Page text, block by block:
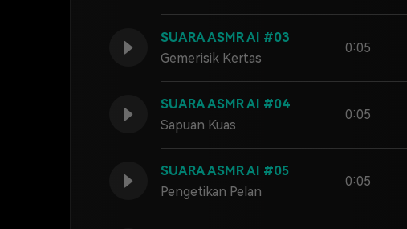
SUARA ASMR AI #03
Gemerisik Kertas
0:05
SUARA ASMR AI #04
Sapuan Kuas
0:05
SUARA ASMR AI #05
Pengetikan Pelan
0:05